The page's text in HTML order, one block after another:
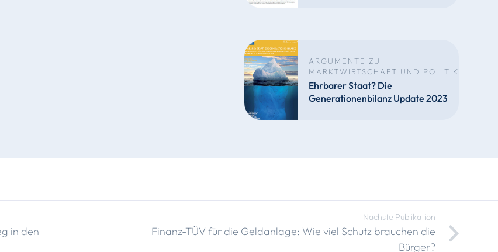
ARGUMENTE ZU
MARKTWIRTSCHAFT UND POLITIK
Ehrbarer Staat? Die
Generationenbilanz Update 2023
in den
Nächste Publikation
Finanz-TÜV für die Geldanlage: Wie viel Schutz brauchen die
Bürger?